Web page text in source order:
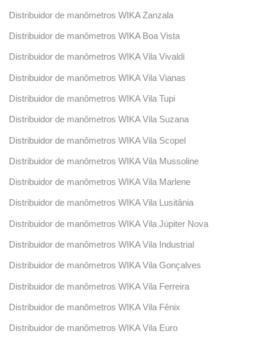
Distribuidor de manômetros WIKA Zanzala
Distribuidor de manômetros WIKA Boa Vista
Distribuidor de manômetros WIKA Vila Vivaldi
Distribuidor de manômetros WIKA Vila Vianas
Distribuidor de manômetros WIKA Vila Tupi
Distribuidor de manômetros WIKA Vila Suzana
Distribuidor de manômetros WIKA Vila Scopel
Distribuidor de manômetros WIKA Vila Mussoline
Distribuidor de manômetros WIKA Vila Marlene
Distribuidor de manômetros WIKA Vila Lusitânia
Distribuidor de manômetros WIKA Vila Júpiter Nova
Distribuidor de manômetros WIKA Vila Industrial
Distribuidor de manômetros WIKA Vila Gonçalves
Distribuidor de manômetros WIKA Vila Ferreira
Distribuidor de manômetros WIKA Vila Fênix
Distribuidor de manômetros WIKA Vila Euro